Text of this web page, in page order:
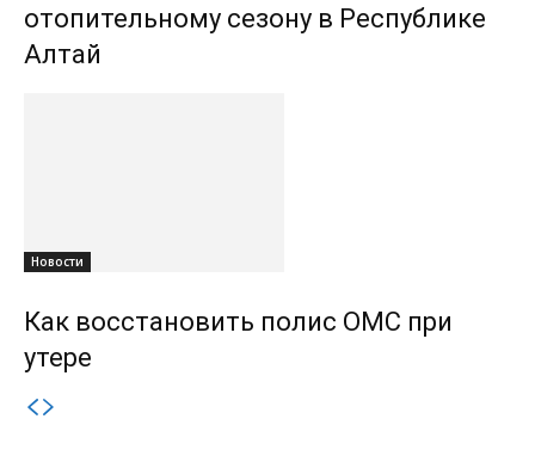
отопительному сезону в Республике
Алтай
Новости
Как восстановить полис ОМС при
утере